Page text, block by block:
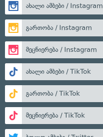
ახალი ამბები / Instagram
გართობა / Instagram
მეცნიერება / Instagram
ახალი ამბები / TikTok
გართობა / TikTok
მეცნიერება / TikTok